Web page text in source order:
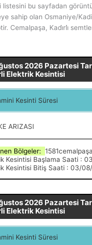
listesini bu sayfadan
sahip olan Osmaniye/
Cemalpaşa, Kadi̇rli̇
2026 Pazartesi
Elektrik Kesintisi
Kesinti Süresi
ARIZASI
Bölgeler:1581cemalpaşa
Kesintisi Başlama Saati :
Kesintisi Bitiş Saati : 03/
2026 Pazartesi
Elektrik Kesintisi
Kesinti Süresi